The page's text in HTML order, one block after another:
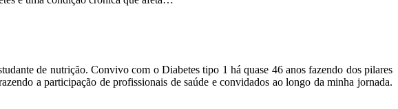
de nutrição. Convivo com o Diabetes tipo 1 há quase 46 anos fazendo dos pilares
a participação de profissionais de saúde e convidados ao longo da minha jornada.